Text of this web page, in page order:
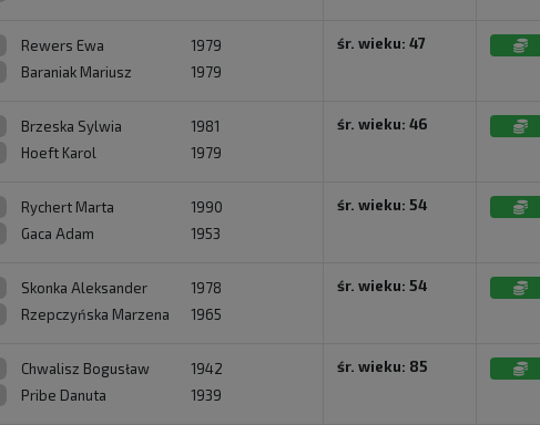
Rewers Ewa
1979
Baraniak Mariusz 1979
śr. wieku: 47
Brzeska Sylwia
1981
Hoeft Karol 1979
śr. wieku: 46
Rychert Marta
1990
Gaca Adam 1953
śr. wieku: 54
Skonka Aleksander
1978
Rzepczyńska Marzena 1965
śr. wieku: 54
Chwalisz Bogusław
1942
Pribe Danuta 1939
śr. wieku: 85